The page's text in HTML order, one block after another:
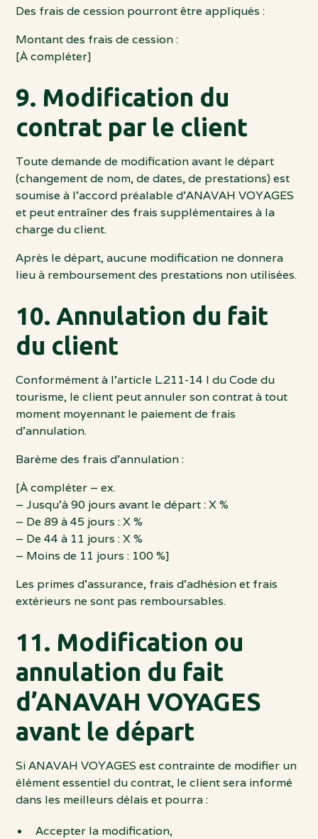
Des frais de cession pourront être appliqués :
Montant des frais de cession :
[À compléter]
9. Modification du
contrat par le client
Toute demande de modification avant le départ
(changement de nom, de dates, de prestations) est
soumise à l’accord préalable d’ANAVAH VOYAGES
et peut entraîner des frais supplémentaires à la
charge du client.
Après le départ, aucune modification ne donnera
lieu à remboursement des prestations non utilisées.
10. Annulation du fait
du client
Conformément à l’article L.211-14 I du Code du
tourisme, le client peut annuler son contrat à tout
moment moyennant le paiement de frais
d’annulation.
Barème des frais d’annulation :
[À compléter – ex.
– Jusqu’à 90 jours avant le départ : X %
– De 89 à 45 jours : X %
– De 44 à 11 jours : X %
– Moins de 11 jours : 100 %]
Les primes d’assurance, frais d’adhésion et frais
extérieurs ne sont pas remboursables.
11. Modification ou
annulation du fait
d’ANAVAH VOYAGES
avant le départ
Si ANAVAH VOYAGES est contrainte de modifier un
élément essentiel du contrat, le client sera informé
dans les meilleurs délais et pourra :
Accepter la modification,